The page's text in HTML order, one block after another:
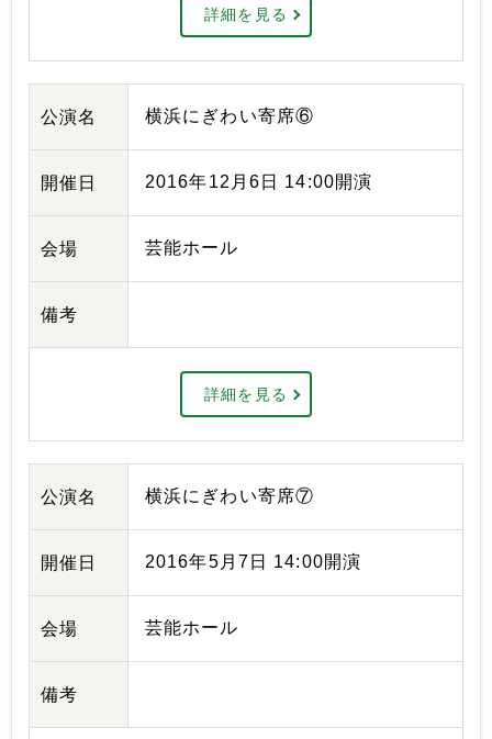
詳細を見る
公演名 横浜にぎわい寄席⑥
開催日 2016年12月6日 14:00開演
会場 芸能ホール
備考
詳細を見る
公演名 横浜にぎわい寄席⑦
開催日 2016年5月7日 14:00開演
会場 芸能ホール
備考